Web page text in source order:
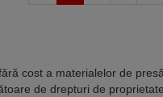
cost a materialelor de
de drepturi de